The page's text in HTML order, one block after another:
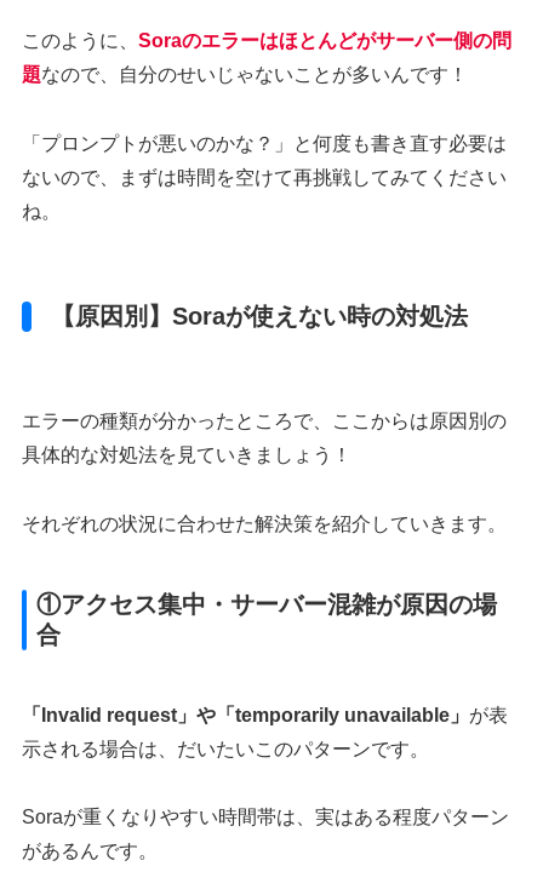
このように、Soraのエラーはほとんどがサーバー側の問
題なので、自分のせいじゃないことが多いんです！
「プロンプトが悪いのかな？」と何度も書き直す必要は
ないので、まずは時間を空けて再挑戦してみてください
ね。
【原因別】Soraが使えない時の対処法
エラーの種類が分かったところで、ここからは原因別の
具体的な対処法を見ていきましょう！
それぞれの状況に合わせた解決策を紹介していきます。
①アクセス集中・サーバー混雑が原因の場
合
「Invalid request」や「temporarily unavailable」 が表
示される場合は、だいたいこのパターンです。
Soraが重くなりやすい時間帯は、実はある程度パターン
があるんです。